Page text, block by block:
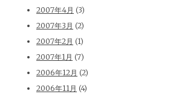
2007年4月 (3)
2007年3月 (2)
2007年2月 (1)
2007年1月 (7)
2006年12月 (2)
2006年11月 (4)